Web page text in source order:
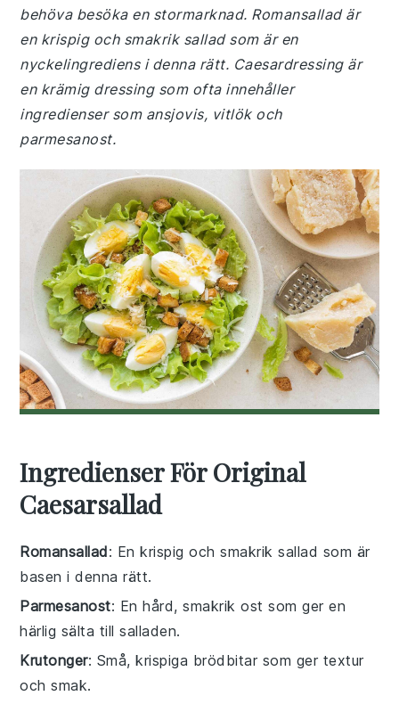
behöva besöka en stormarknad. Romansallad är
en krispig och smakrik sallad som är en
nyckelingrediens i denna rätt. Caesardressing är
en krämig dressing som ofta innehåller
ingredienser som ansjovis, vitlök och
parmesanost.
Ingredienser För Original
Caesarsallad
Romansallad: En krispig och smakrik sallad som är
basen i denna rätt.
Parmesanost: En hård, smakrik ost som ger en
härlig sälta till salladen.
Krutonger: Små, krispiga brödbitar som ger textur
och smak.